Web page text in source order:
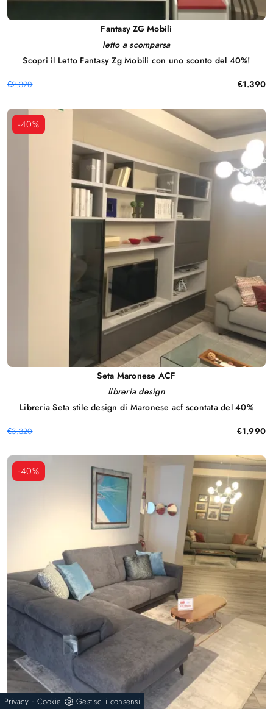
Fantasy ZG Mobili
letto a scomparsa
Scopri il Letto Fantasy Zg Mobili con uno sconto del 40%!
€2.320 €1.390
-40%
Seta Maronese ACF
libreria design
Libreria Seta stile design di Maronese acf scontata del 40%
€3.320 €1.990
-40%
Privacy- Cookie Gestisci i consensi